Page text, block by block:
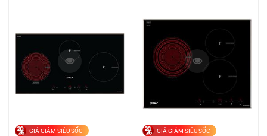
GIÁ GIẢM SIÊU SỐC GIÁ GIẢM SIÊU SỐC